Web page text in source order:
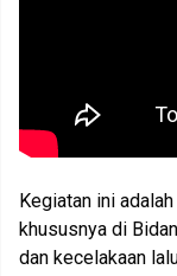
Kegiatan ini
khususnya di
dan kecelakaan